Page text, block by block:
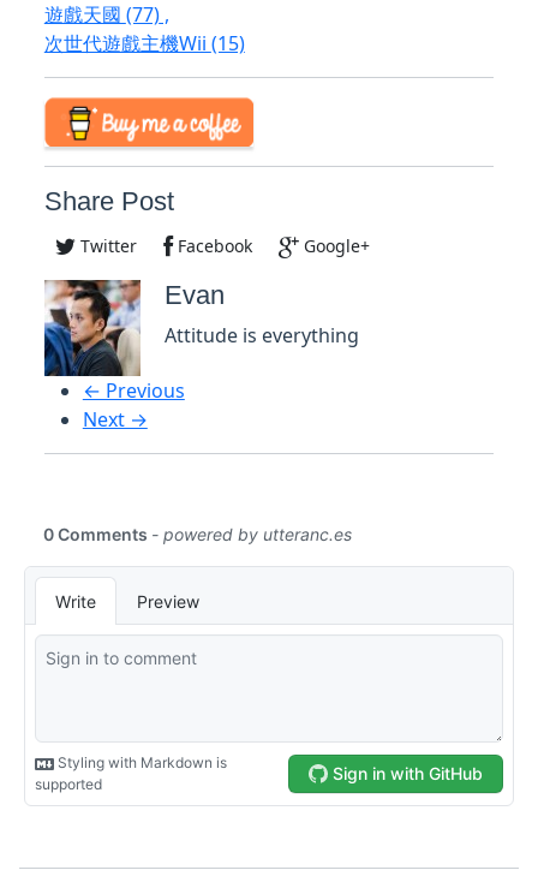
遊戲天國 (77),
次世代遊戲主機Wii (15)
Share Post
Twitter Facebook Google+
Evan
Attitude is everything
← Previous
Next →